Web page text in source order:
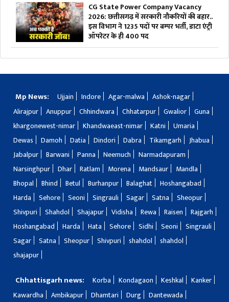
CG State Power Company Vacancy
2026: छत्तीसगढ़ में सरकारी नौकरियों की बहार..
इस विभाग ने 1235 पदों पर बम्पर भर्ती, डाटा एंट्री
ऑपरेटर के ही 400 पद
Mp News: Ujjain Indore Agar-malwa
Ashok-nagar
Alirajpur
Anuppur Chhindwara Chhatarpur Gwalior
Guna
khargonewest-nimar
Khandwaeast-nimar Katni
Umaria
Dewas
Damoh Datia Dindori Dabra Tikamgarh
Jhabua
Jabalpur
Barwani Panna Neemuch
Narmadapuram
Narsinghpur
Dhar Ratlam Morena Mandsaur
Mandla
Bhopal
Bhind Betul Burhanpur Balaghat
Hoshangabad
Harda
Sehore Seoni Singrauli Sagar Satna
Sheopur
Shivpuri
Shahdol Shajapur Vidisha Rewa Raisen
Rajgarh
Hoshangabad
Harda Hata Sehore Sidhi Seoni
Singrauli
Sagar
Satna Sheopur Shivpuri shahdol
shahdol
shajapur
Chhattisgarh news: Korba Kondagaon Keshkal
Kanker
Kawardha
Ambikapur Dhamtari Durg
Dantewada